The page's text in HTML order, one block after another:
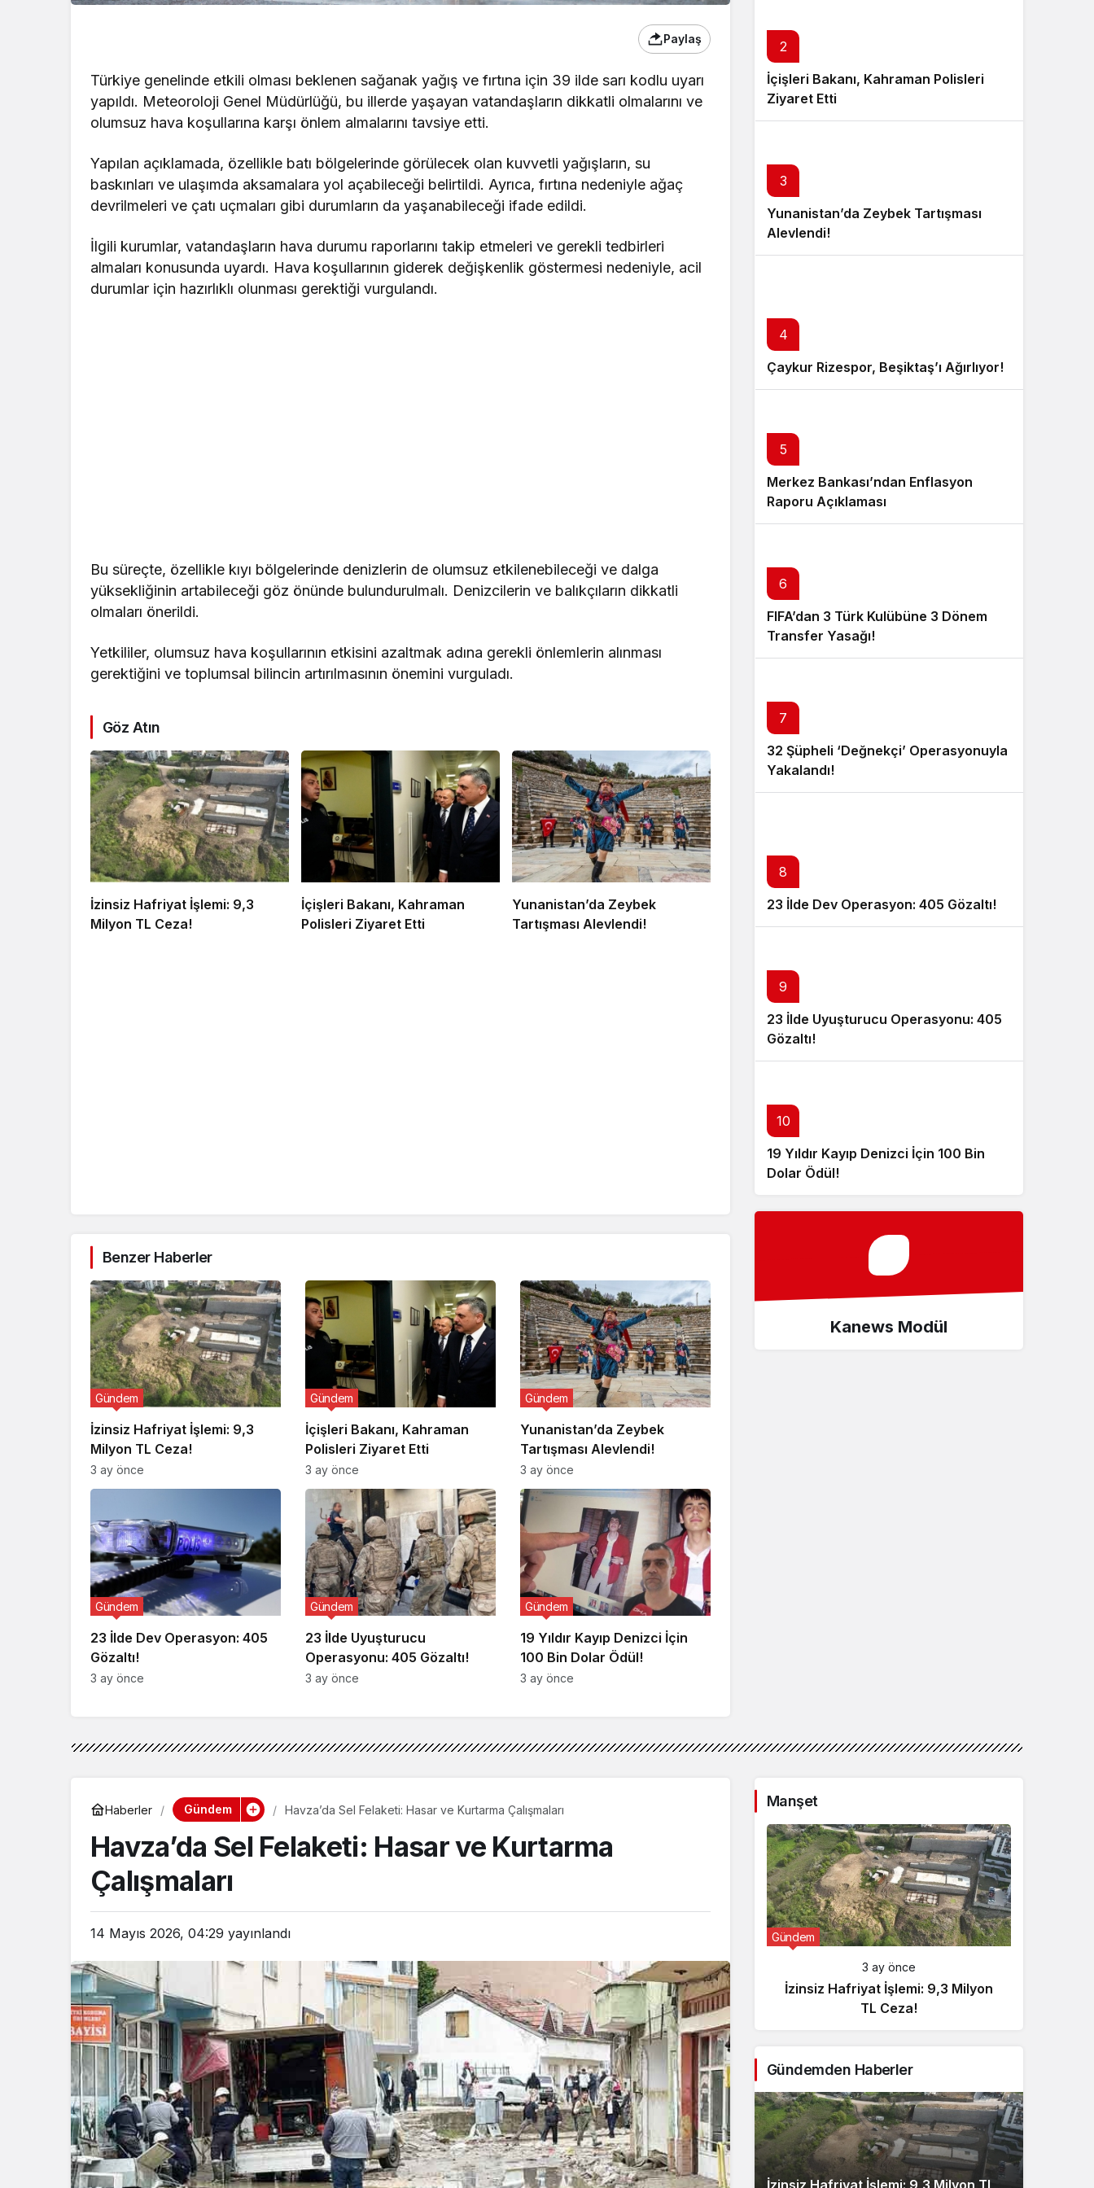
Paylaş
Türkiye genelinde etkili olması beklenen sağanak yağış ve fırtına için 39 ilde sarı kodlu uyarı
yapıldı. Meteoroloji Genel Müdürlüğü, bu illerde yaşayan vatandaşların dikkatli olmalarını ve
olumsuz hava koşullarına karşı önlem almalarını tavsiye etti.
Yapılan açıklamada, özellikle batı bölgelerinde görülecek olan kuvvetli yağışların, su
baskınları ve ulaşımda aksamalara yol açabileceği belirtildi. Ayrıca, fırtına nedeniyle ağaç
devrilmeleri ve çatı uçmaları gibi durumların da yaşanabileceği ifade edildi.
İlgili kurumlar, vatandaşların hava durumu raporlarını takip etmeleri ve gerekli tedbirleri
almaları konusunda uyardı. Hava koşullarının giderek değişkenlik göstermesi nedeniyle, acil
durumlar için hazırlıklı olunması gerektiği vurgulandı.
Bu süreçte, özellikle kıyı bölgelerinde denizlerin de olumsuz etkilenebileceği ve dalga
yüksekliğinin artabileceği göz önünde bulundurulmalı. Denizcilerin ve balıkçıların dikkatli
olmaları önerildi.
Yetkililer, olumsuz hava koşullarının etkisini azaltmak adına gerekli önlemlerin alınması
gerektiğini ve toplumsal bilincin artırılmasının önemini vurguladı.
Göz Atın
İzinsiz Hafriyat İşlemi: 9,3
Milyon TL Ceza!
İçişleri Bakanı, Kahraman
Polisleri Ziyaret Etti
Yunanistan’da Zeybek
Tartışması Alevlendi!
Benzer Haberler
İzinsiz Hafriyat İşlemi: 9,3
Milyon TL Ceza!
Gündem
3 ay önce
İçişleri Bakanı, Kahraman
Polisleri Ziyaret Etti
Gündem
3 ay önce
Yunanistan’da Zeybek
Tartışması Alevlendi!
Gündem
3 ay önce
23 İlde Dev Operasyon: 405
Gözaltı!
Gündem
3 ay önce
23 İlde Uyuşturucu
Operasyonu: 405 Gözaltı!
Gündem
3 ay önce
19 Yıldır Kayıp Denizci İçin
100 Bin Dolar Ödül!
Gündem
3 ay önce
2
İçişleri Bakanı, Kahraman Polisleri
Ziyaret Etti
3
Yunanistan’da Zeybek Tartışması
Alevlendi!
4
Çaykur Rizespor, Beşiktaş’ı Ağırlıyor!
5
Merkez Bankası’ndan Enflasyon
Raporu Açıklaması
6
FIFA’dan 3 Türk Kulübüne 3 Dönem
Transfer Yasağı!
7
32 Şüpheli ‘Değnekçi’ Operasyonuyla
Yakalandı!
8
23 İlde Dev Operasyon: 405 Gözaltı!
9
23 İlde Uyuşturucu Operasyonu: 405
Gözaltı!
10
19 Yıldır Kayıp Denizci İçin 100 Bin
Dolar Ödül!
Kanews Modül
Haberler Gündem Havza’da Sel Felaketi: Hasar ve Kurtarma Çalışmaları
Havza’da Sel Felaketi: Hasar ve Kurtarma
Çalışmaları
14 Mayıs 2026, 04:29 yayınlandı
Manşet
Gündem
3 ay önce
İzinsiz Hafriyat İşlemi: 9,3 Milyon
TL Ceza!
Gündemden Haberler